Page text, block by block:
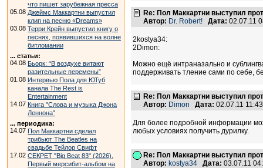
что пишет зарубежная пресса
05.08 Джеймс Маккартни выпустил
клип на песню «Dreams»
03.08 Терри Крейн выпустил книгу о
песнях, появившихся на волне
битломании
... статьи:
04.08 Бьорк: “В воздухе витают
разительные перемены”
01.08 Интервью Пола для ЮТуб
канала The Rest is
Entertainment
14.07 Книга "Слова и музыка Джона
Леннона"
... периодика:
14.07 Пол Маккартни сделал
трибьют The Beatles на
свадьбе Тейлор Свифт
17.02 СЕКРЕТ "Big Beat 83" (2026).
Первый мерсибит-альбом на
Re: Пол Маккартни выступил
Автор: Dr. Robert! Дата: 02.07.11
2kostya34:
2Dimon:
Можно ещё интраназально и
поддерживать тление сами по себе,
Re: Пол Маккартни выступил
Автор: Dimon Дата: 02.07.11
Для более подробной информации
любых условиях получить дурилку.
Re: Пол Маккартни выступил
Автор: kostya34 Дата: 03.07.11